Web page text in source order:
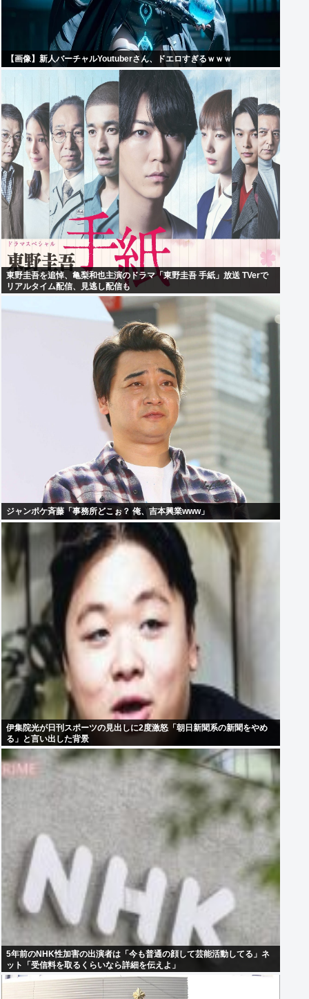
【画像】新人バーチャルYoutuberさん、ドエロすぎるｗｗｗ
東野圭吾を追悼、亀梨和也主演のドラマ「東野圭吾 手紙」放送 TVerで
リアルタイム配信、見逃し配信も
ジャンポケ斉藤「事務所どこぉ？ 俺、吉本興業www」
伊集院光が日刊スポーツの見出しに2度激怒「朝日新聞系の新聞をやめ
る」と言い出した背景
5年前のNHK性加害の出演者は「今も普通の顔して芸能活動してる」ネ
ット「受信料を取るくらいなら詳細を伝えよ」